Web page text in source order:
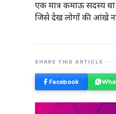
एक मात्र कमाऊ सदस्य
जिसे देख लोगों की आंखे
SHARE THIS ARTICLE
Facebook